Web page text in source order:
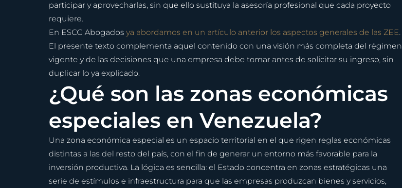
participar y aprovecharlas, sin que ello sustituya la asesoría profesional que cada proyecto
requiere.
En ESCG Abogados ya abordamos en un artículo anterior los aspectos generales de las ZEE.
El presente texto complementa aquel contenido con una visión más completa del régimen
vigente y de las decisiones que una empresa debe tomar antes de solicitar su ingreso, sin
duplicar lo ya explicado.
¿Qué son las zonas económicas
especiales en Venezuela?
Una zona económica especial es un espacio territorial en el que rigen reglas económicas
distintas a las del resto del país, con el fin de generar un entorno más favorable para la
inversión productiva. La lógica es sencilla: el Estado concentra en zonas estratégicas una
serie de estímulos e infraestructura para que las empresas produzcan bienes y servicios,